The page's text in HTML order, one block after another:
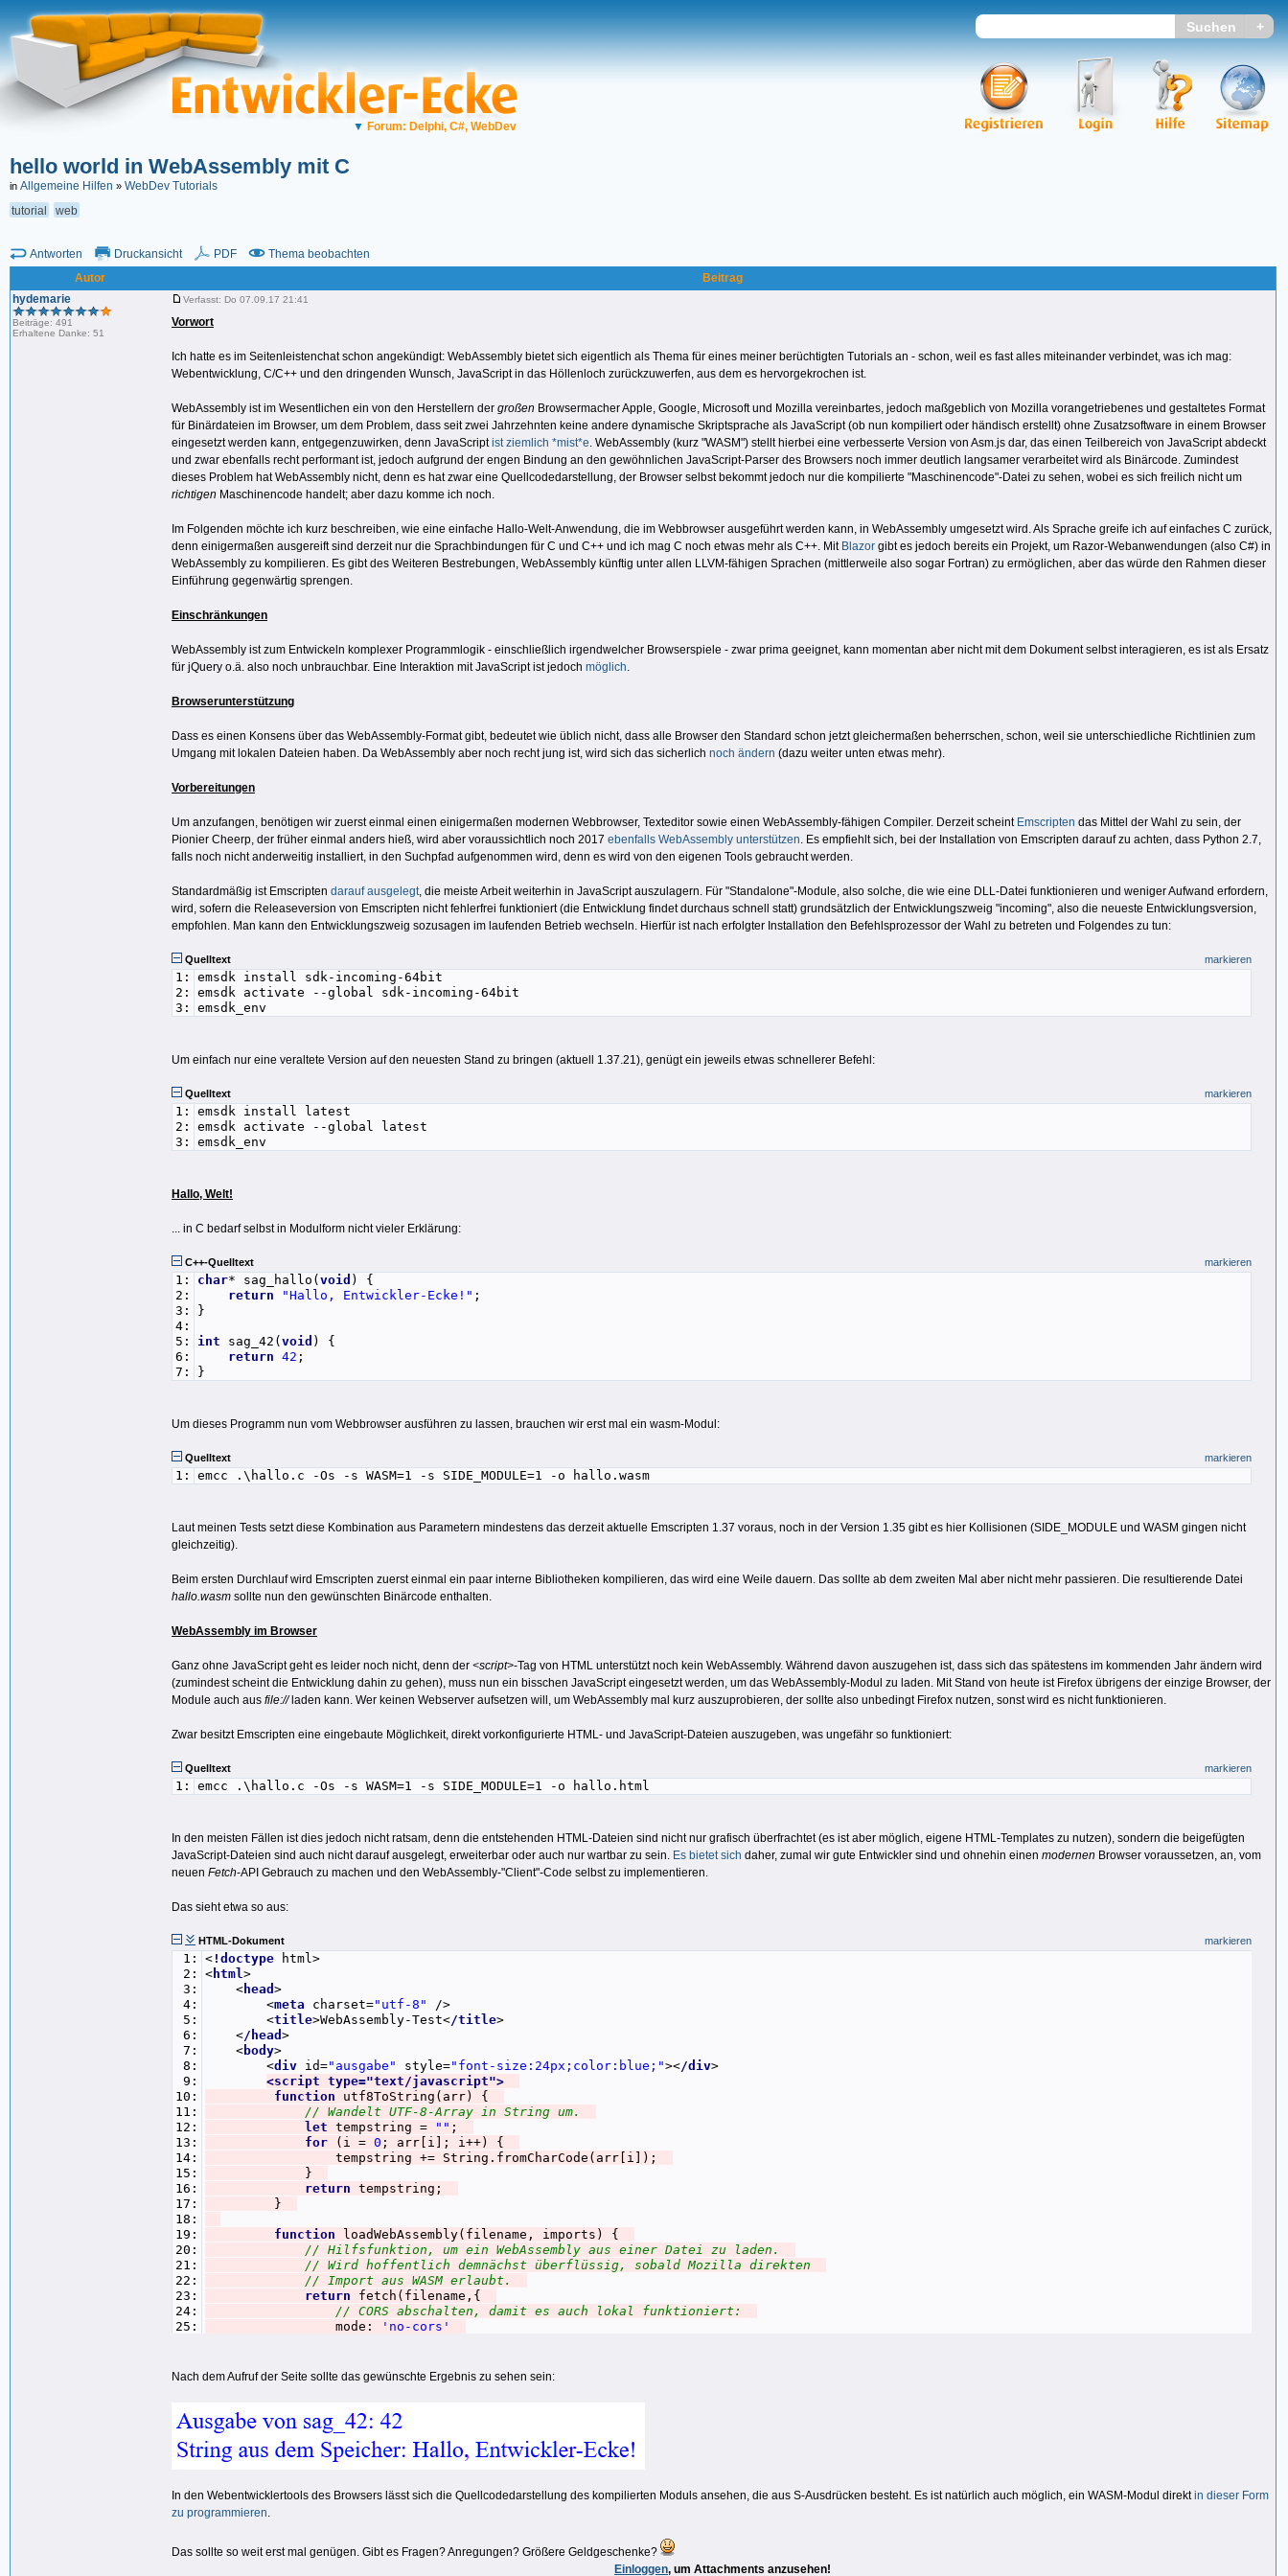
▼ Forum: Delphi, C#, WebDev
hello world in WebAssembly mit C
in Allgemeine Hilfen » WebDev Tutorials
tutorial
web
Antworten Druckansicht PDF
Thema beobachten
Autor
Beitrag
hydemarie
Beiträge: 491
Erhaltene Danke: 51
Verfasst: Do 07.09.17 21:41
Vorwort
Ich hatte es im Seitenleistenchat schon angekündigt: WebAssembly bietet sich eigentlich als Thema für eines meiner berüchtigten Tutorials an - schon, weil es fast alles miteinander verbindet, was ich mag:
Webentwicklung, C/C++ und den dringenden Wunsch, JavaScript in das Höllenloch zurückzuwerfen, aus dem es hervorgekrochen ist.
WebAssembly ist im Wesentlichen ein von den Herstellern der großen Browsermacher Apple, Google, Microsoft und Mozilla vereinbartes, jedoch maßgeblich von Mozilla vorangetriebenes und gestaltetes Format
für Binärdateien im Browser, um dem Problem, dass seit zwei Jahrzehnten keine andere dynamische Skriptsprache als JavaScript (ob nun kompiliert oder händisch erstellt) ohne Zusatzsoftware in einem Browser
eingesetzt werden kann, entgegenzuwirken, denn JavaScriptist ziemlich *mist*e. WebAssembly (kurz "WASM") stellt hierbei eine verbesserte Version von Asm.js dar, das einen Teilbereich von JavaScript abdeckt
und zwar ebenfalls recht performant ist, jedoch aufgrund der engen Bindung an den gewöhnlichen JavaScript-Parser des Browsers noch immer deutlich langsamer verarbeitet wird als Binärcode. Zumindest
dieses Problem hat WebAssembly nicht, denn es hat zwar eine Quellcodedarstellung, der Browser selbst bekommt jedoch nur die kompilierte "Maschinencode"-Datei zu sehen, wobei es sich freilich nicht um
richtigen Maschinencode handelt; aber dazu komme ich noch.
Im Folgenden möchte ich kurz beschreiben, wie eine einfache Hallo-Welt-Anwendung, die im Webbrowser ausgeführt werden kann, in WebAssembly umgesetzt wird. Als Sprache greife ich auf einfaches C zurück,
denn einigermaßen ausgereift sind derzeit nur die Sprachbindungen für C und C++ und ich mag C noch etwas mehr als C++. Mit Blazor gibt es jedoch bereits ein Projekt, um Razor-Webanwendungen (also C#) in
WebAssembly zu kompilieren. Es gibt des Weiteren Bestrebungen, WebAssembly künftig unter allen LLVM-fähigen Sprachen (mittlerweile also sogar Fortran) zu ermöglichen, aber das würde den Rahmen dieser
Einführung gegenwärtig sprengen.
Einschränkungen
WebAssembly ist zum Entwickeln komplexer Programmlogik - einschließlich irgendwelcher Browserspiele - zwar prima geeignet, kann momentan aber nicht mit dem Dokument selbst interagieren, es ist als Ersatz
für jQuery o.ä. also noch unbrauchbar. Eine Interaktion mit JavaScript ist jedoch möglich.
Browserunterstützung
Dass es einen Konsens über das WebAssembly-Format gibt, bedeutet wie üblich nicht, dass alle Browser den Standard schon jetzt gleichermaßen beherrschen, schon, weil sie unterschiedliche Richtlinien zum
Umgang mit lokalen Dateien haben. Da WebAssembly aber noch recht jung ist, wird sich das sicherlich noch ändern (dazu weiter unten etwas mehr).
Vorbereitungen
Um anzufangen, benötigen wir zuerst einmal einen einigermaßen modernen Webbrowser, Texteditor sowie einen WebAssembly-fähigen Compiler. Derzeit scheint Emscripten das Mittel der Wahl zu sein, der
Pionier Cheerp, der früher einmal anders hieß, wird aber voraussichtlich noch 2017 ebenfalls WebAssembly unterstützen. Es empfiehlt sich, bei der Installation von Emscripten darauf zu achten, dass Python 2.7,
falls noch nicht anderweitig installiert, in den Suchpfad aufgenommen wird, denn es wird von den eigenen Tools gebraucht werden.
Standardmäßig ist Emscripten darauf ausgelegt, die meiste Arbeit weiterhin in JavaScript auszulagern. Für "Standalone"-Module, also solche, die wie eine DLL-Datei funktionieren und weniger Aufwand erfordern,
wird, sofern die Releaseversion von Emscripten nicht fehlerfrei funktioniert (die Entwicklung findet durchaus schnell statt) grundsätzlich der Entwicklungszweig "incoming", also die neueste Entwicklungsversion,
empfohlen. Man kann den Entwicklungszweig sozusagen im laufenden Betrieb wechseln. Hierfür ist nach erfolgter Installation den Befehlsprozessor der Wahl zu betreten und Folgendes zu tun:
markieren
Quelltext
1:
2:
3:
emsdk install sdk-incoming-64bit
emsdk activate --global sdk-incoming-64bit
emsdk_env
Um einfach nur eine veraltete Version auf den neuesten Stand zu bringen (aktuell 1.37.21), genügt ein jeweils etwas schnellerer Befehl:
markieren
Quelltext
1:
2:
3:
emsdk install latest
emsdk activate --global latest
emsdk_env
Hallo, Welt!
... in C bedarf selbst in Modulform nicht vieler Erklärung:
markieren
C++-Quelltext
1:
2:
3:
4:
5:
6:
7:
char* sag_hallo( void ) {
return
"Hallo, Entwickler-Ecke!" ;
}
int sag_42( void ) {
return 42 ;
}
Um dieses Programm nun vom Webbrowser ausführen zu lassen, brauchen wir erst mal ein wasm-Modul:
markieren
Quelltext
1: emcc .\hallo.c -Os -s WASM=1 -s SIDE_MODULE=1 -o hallo.wasm
Laut meinen Tests setzt diese Kombination aus Parametern mindestens das derzeit aktuelle Emscripten 1.37 voraus, noch in der Version 1.35 gibt es hier Kollisionen (SIDE_MODULE und WASM gingen nicht
gleichzeitig).
Beim ersten Durchlauf wird Emscripten zuerst einmal ein paar interne Bibliotheken kompilieren, das wird eine Weile dauern. Das sollte ab dem zweiten Mal aber nicht mehr passieren. Die resultierende Datei
hallo.wasm sollte nun den gewünschten Binärcode enthalten.
WebAssembly im Browser
Ganz ohne JavaScript geht es leider noch nicht, denn der <script>-Tag von HTML unterstützt noch kein WebAssembly. Während davon auszugehen ist, dass sich das spätestens im kommenden Jahr ändern wird
(zumindest scheint die Entwicklung dahin zu gehen), muss nun ein bisschen JavaScript eingesetzt werden, um das WebAssembly-Modul zu laden. Mit Stand von heute ist Firefox übrigens der einzige Browser, der
Module auch aus file://laden kann. Wer keinen Webserver aufsetzen will, um WebAssembly mal kurz auszuprobieren, der sollte also unbedingt Firefox nutzen, sonst wird es nicht funktionieren.
Zwar besitzt Emscripten eine eingebaute Möglichkeit, direkt vorkonfigurierte HTML- und JavaScript-Dateien auszugeben, was ungefähr so funktioniert:
markieren
Quelltext
1: emcc .\hallo.c -Os -s WASM=1 -s SIDE_MODULE=1 -o hallo.html
In den meisten Fällen ist dies jedoch nicht ratsam, denn die entstehenden HTML-Dateien sind nicht nur grafisch überfrachtet (es ist aber möglich, eigene HTML-Templates zu nutzen), sondern die beigefügten
JavaScript-Dateien sind auch nicht darauf ausgelegt, erweiterbar oder auch nur wartbar zu sein. Es bietet sich daher, zumal wir gute Entwickler sind und ohnehin einen modernen Browser voraussetzen, an, vom
neuen Fetch-API Gebrauch zu machen und den WebAssembly-"Client"-Code selbst zu implementieren.
Das sieht etwa so aus:
markieren
HTML-Dokument
1:
2:
3:
4:
5:
6:
7:
8:
9:
10:
11:
12:
13:
14:
15:
16:
17:
18:
19:
20:
21:
22:
23:
24:
25:
28:
31:
33:
36:
37:
40:
< !doctype html>
< html>
< head >
<meta charset="utf-8"
/>
<title>WebAssembly-Test</title>
</head >
<body>
<div id="ausgabe" style="font-size:24px;color:blue;"></div>
<script type="text/javascript">
function utf8ToString(arr) {
// Wandelt UTF-8-Array in String um.
let tempstring = "" ;
for (i = 0 ; arr[i]; i++) {
tempstring += String.fromCharCode(arr[i]);
}
return tempstring;
}
function loadWebAssembly(filename, imports) {
// Hilfsfunktion, um ein WebAssembly aus einer Datei zu laden.
// Wird hoffentlich demnächst überflüssig, sobald Mozilla direkten
// Import aus WASM erlaubt.
return fetch(filename,{
// CORS abschalten, damit es auch lokal funktioniert:
mode:
'no-cors'
.then(buffer => WebAssembly.compile(buffer))
// Da die Speicherverwaltung von C/C++ für WebAssembly nicht
imports = imports || {};
imports.env = imports.env || {};
imports.env.tableBase = imports.env.tableBase ||0 ;
});
Nach dem Aufruf der Seite sollte das gewünschte Ergebnis zu sehen sein:
In den Webentwicklertools des Browsers lässt sich die Quellcodedarstellung des kompilierten Moduls ansehen, die aus S-Ausdrücken besteht. Es ist natürlich auch möglich, ein WASM-Modul direktin dieser Form
zu programmieren.
Das sollte so weit erst mal genügen. Gibt es Fragen? Anregungen? Größere Geldgeschenke?
Einloggen, um Attachments anzusehen!